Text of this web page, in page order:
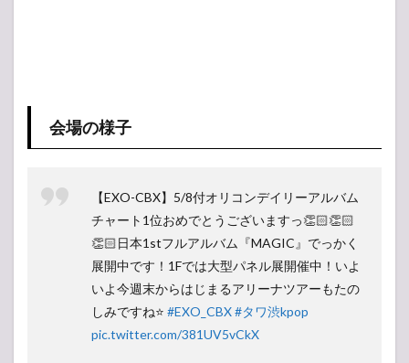
会場の様子
【EXO-CBX】5/8付オリコンデイリーアルバム
チャート1位おめでとうございますっ👏🏻👏🏻
👏🏻日本1stフルアルバム『MAGIC』でっかく
展開中です！1Fでは大型パネル展開催中！いよ
いよ今週末からはじまるアリーナツアーもたの
しみですね⭐️ #EXO_CBX#タワ渋kpop
pic.twitter.com/381UV5vCkX